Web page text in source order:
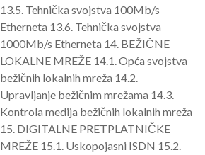
13.5. Tehnička svojstva 100Mb/s
Etherneta 13.6. Tehnička svojstva
1000Mb/s Etherneta 14. BEŽIČNE
LOKALNE MREŽE 14.1. Opća svojstva
bežičnih lokalnih mreža 14.2.
Upravljanje bežičnim mrežama 14.3.
Kontrola medija bežičnih lokalnih mreža
15. DIGITALNE PRETPLATNIČKE
MREŽE 15.1. Uskopojasni ISDN 15.2.